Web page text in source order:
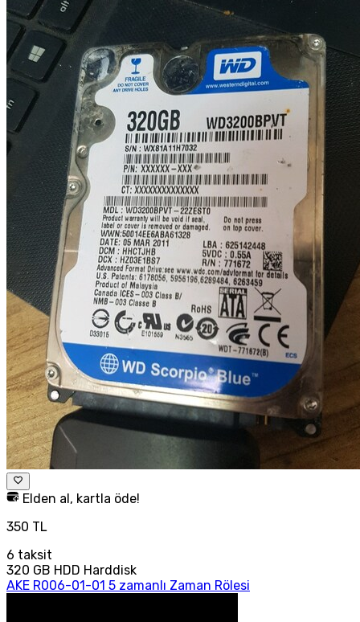
Elden al, kartla öde!
350 TL
6 taksit
320 GB HDD Harddisk
AKE R006-01-01 5 zamanlı Zaman Rölesi